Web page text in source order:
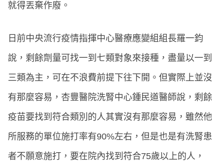
就得丟棄作廢。
日前中央流行疫情指揮中心醫療應變組組長羅一鈞
說，剩餘劑量可找一到七類對象來接種，盡量以一到
三類為主，可在不浪費前提下往下開。但實際上並沒
有那麼容易，杏豐醫院洗腎中心鍾民道醫師說，剩餘
疫苗要找到符合類別的人其實沒有那麼容易，雖然他
所服務的單位施打率有90%左右，但是也是有洗腎患
者不願意施打，要在院內找到符合75歲以上的人，